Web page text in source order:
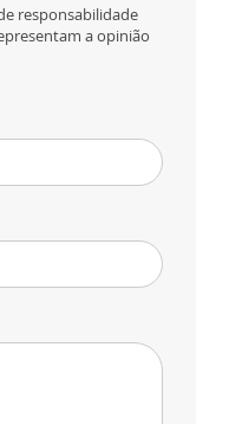
responsabilidade
a opinião